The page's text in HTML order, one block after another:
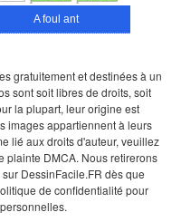
A foul ant
gratuitement et destinées à un
sont soit libres de droits, soit
la plupart, leur origine est
images appartiennent à leurs
lié aux droits d'auteur, veuillez
plainte DMCA. Nous retirerons
DessinFacile.FR dès que
de confidentialité pour